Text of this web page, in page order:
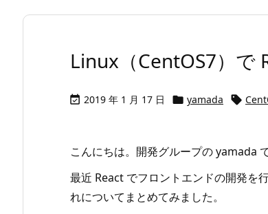
Linux（CentOS7）で
 2019 年 1 月 17 日  yamada 
こんにちは。開発グループの yamada で
最近 React でフロントエンドの開発を
れについてまとめてみました。